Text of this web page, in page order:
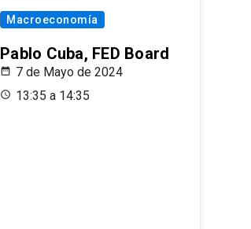
Macroeconomía
Pablo Cuba, FED Board
7 de Mayo de 2024
13:35 a 14:35